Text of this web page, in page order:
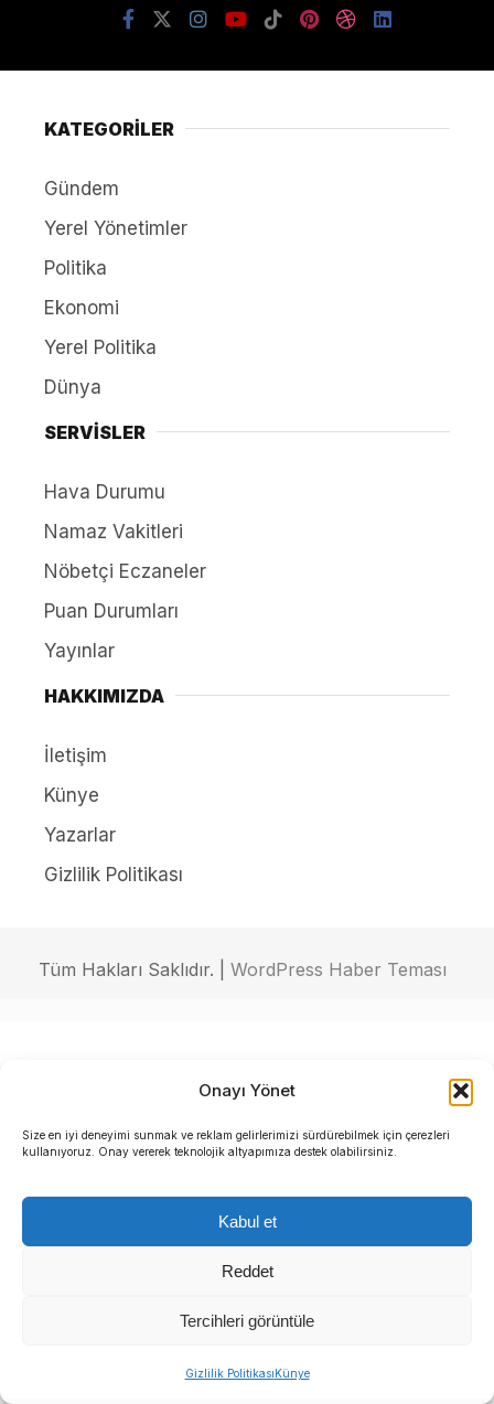
Onayı Yönet
Size en iyi deneyimi sunmak ve reklam gelirlerimizi sürdürebilmek için çerezleri
kullanıyoruz. Onay vererek teknolojik altyapımıza destek olabilirsiniz.
Kabul et
Reddet
Tercihleri görüntüle
Gizlilik PolitikasıKünye
KATEGORİLER
Gündem
Yerel Yönetimler
Politika
Ekonomi
Yerel Politika
Dünya
SERVİSLER
Hava Durumu
Namaz Vakitleri
Nöbetçi Eczaneler
Puan Durumları
Yayınlar
HAKKIMIZDA
İletişim
Künye
Yazarlar
Gizlilik Politikası
Tüm Hakları Saklıdır. | WordPress Haber Teması